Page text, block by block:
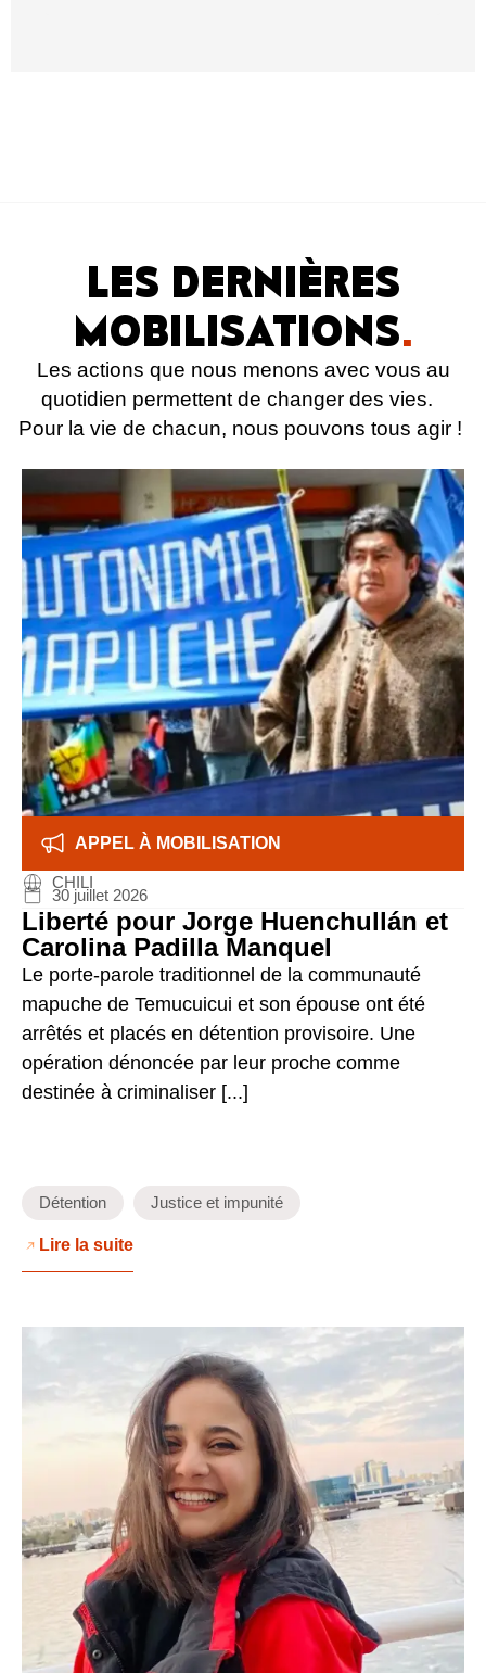
LES DERNIÈRES
MOBILISATIONS.
Les actions que nous menons avec vous au
quotidien permettent de changer des vies.
Pour la vie de chacun, nous pouvons tous agir !
APPEL À MOBILISATION
CHILI
30 juillet 2026
Liberté pour Jorge Huenchullán et
Carolina Padilla Manquel
Le porte-parole traditionnel de la communauté
mapuche de Temucuicui et son épouse ont été
arrêtés et placés en détention provisoire. Une
opération dénoncée par leur proche comme
destinée à criminaliser [...]
Détention Justice et impunité
Lire la suite